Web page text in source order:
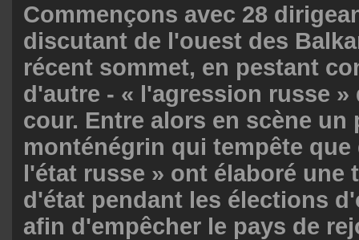
Commençons avec 28
discutant de l'ouest des
récent sommet, en pestant
d'autre - « l'agression russe »
cour. Entre alors en scène un
monténégrin qui tempête que
l'état russe » ont élaboré une
d'état pendant les élections
afin d'empêcher le pays de